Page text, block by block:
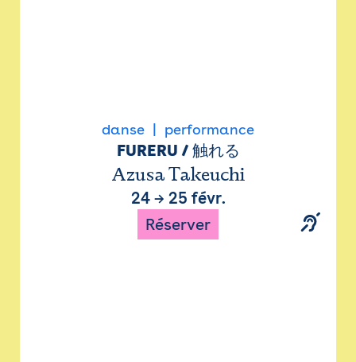
danse performance
FURERU / 触れる
Azusa Takeuchi
24→ 25 févr.
Réserver